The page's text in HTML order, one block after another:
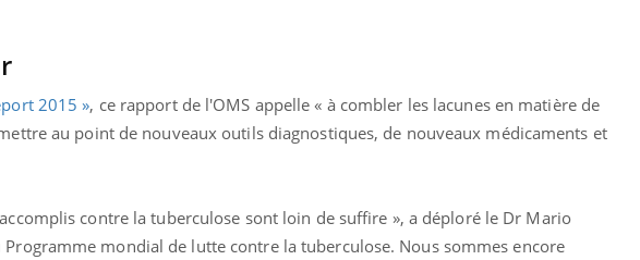
2015 », ce rapport de l'OMS appelle « à combler les lacunes en matière de
au point de nouveaux outils diagnostiques, de nouveaux médicaments et
contre la tuberculose sont loin de suffire », a déploré le Dr Mario
Programme mondial de lutte contre la tuberculose. Nous sommes encore
Cerveau : le mystère de la
"madeleine de Proust"
Intolérance au gluten : les
recommandations de la
Le décalage des horaires
d'été : quel impact sur le
Grossesse : ces polluants
poids des enfants